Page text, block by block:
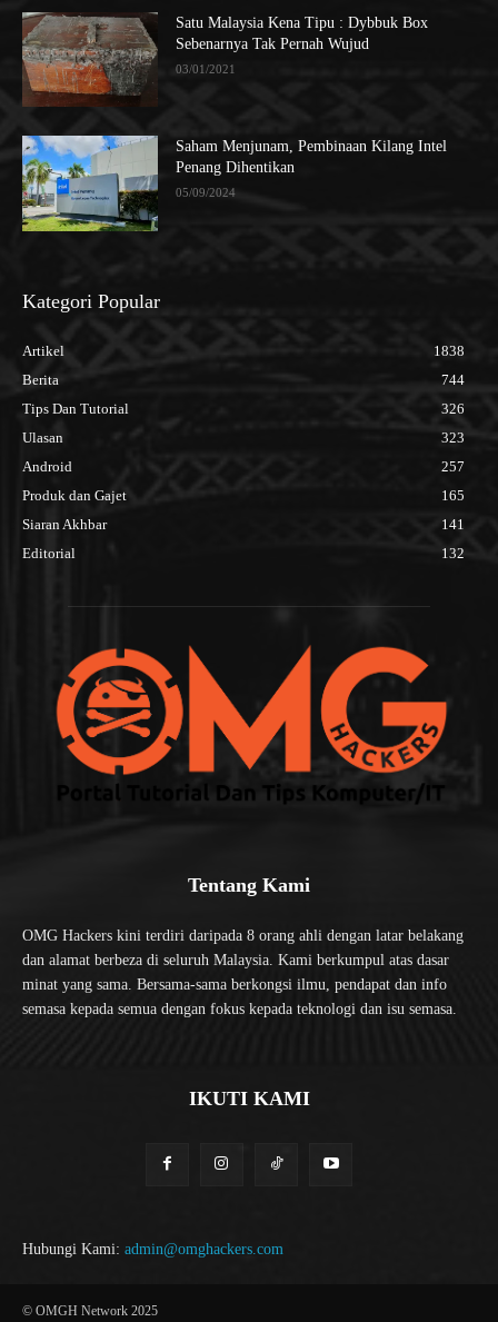
Satu Malaysia Kena Tipu : Dybbuk Box
Sebenarnya Tak Pernah Wujud
03/01/2021
Saham Menjunam, Pembinaan Kilang Intel
Penang Dihentikan
05/09/2024
Kategori Popular
Artikel
1838
Berita
744
Tips Dan Tutorial
326
Ulasan
323
Android
257
Produk dan Gajet
165
Siaran Akhbar
141
Editorial
132
Tentang Kami
OMG Hackers kini terdiri daripada 8 orang ahli dengan latar belakang
dan alamat berbeza di seluruh Malaysia. Kami berkumpul atas dasar
minat yang sama. Bersama-sama berkongsi ilmu, pendapat dan info
semasa kepada semua dengan fokus kepada teknologi dan isu semasa.
IKUTI KAMI
Hubungi Kami: admin@omghackers.com
© OMGH Network 2025